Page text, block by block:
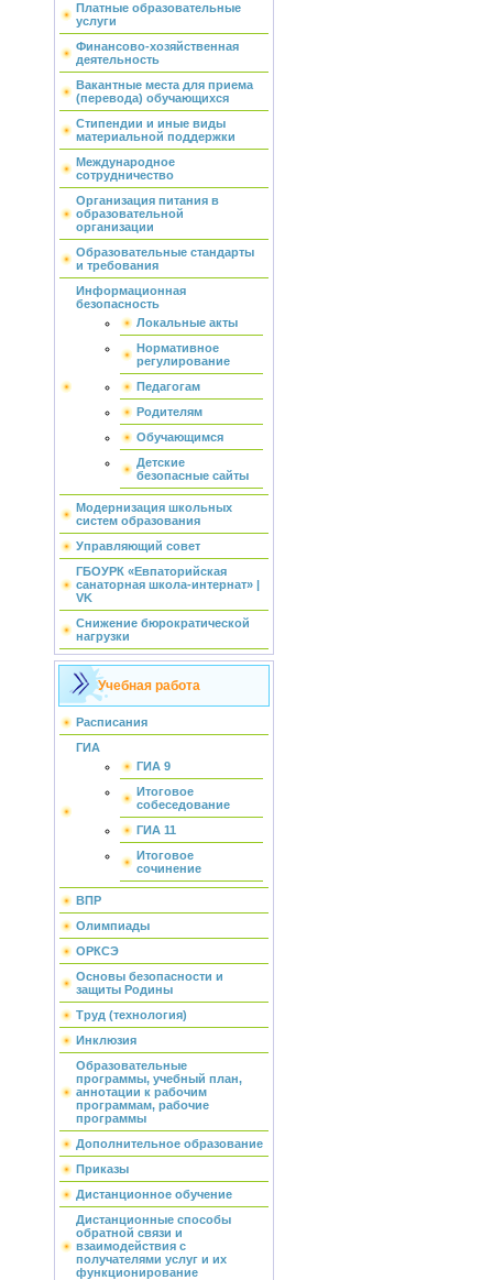
Платные образовательные
услуги
Финансово-хозяйственная
деятельность
Вакантные места для приема
(перевода) обучающихся
Стипендии и иные виды
материальной поддержки
Международное
сотрудничество
Организация питания в
образовательной
организации
Образовательные стандарты
и требования
Информационная
безопасность
Локальные акты
Нормативное
регулирование
Педагогам
Родителям
Обучающимся
Детские
безопасные сайты
Модернизация школьных
систем образования
Управляющий совет
ГБОУРК «Евпаторийская
санаторная школа-интернат» |
VK
Снижение бюрократической
нагрузки
Учебная работа
Расписания
ГИА
ГИА 9
Итоговое
собеседование
ГИА 11
Итоговое
сочинение
ВПР
Олимпиады
ОРКСЭ
Основы безопасности и
защиты Родины
Труд (технология)
Инклюзия
Образовательные
программы, учебный план,
аннотации к рабочим
программам, рабочие
программы
Дополнительное образование
Приказы
Дистанционное обучение
Дистанционные способы
обратной связи и
взаимодействия с
получателями услуг и их
функционирование